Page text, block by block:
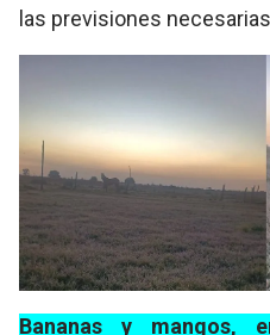
las previsiones
Bananas y mangos,